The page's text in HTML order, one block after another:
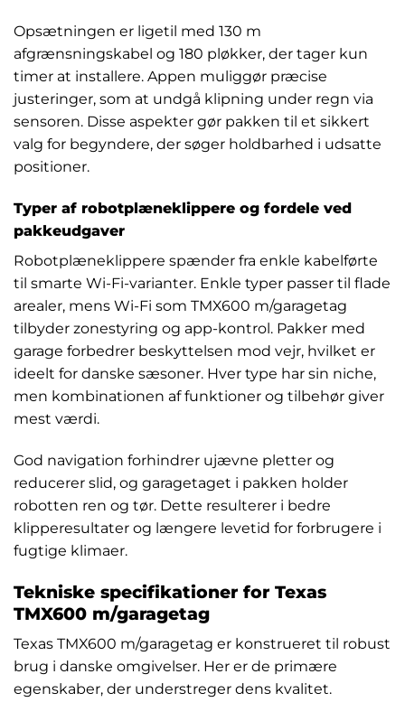
Opsætningen er ligetil med 130 m
afgrænsningskabel og 180 pløkker, der tager kun
timer at installere. Appen muliggør præcise
justeringer, som at undgå klipning under regn via
sensoren. Disse aspekter gør pakken til et sikkert
valg for begyndere, der søger holdbarhed i udsatte
positioner.
Typer af robotplæneklippere og fordele ved
pakkeudgaver
Robotplæneklippere spænder fra enkle kabelførte
til smarte Wi-Fi-varianter. Enkle typer passer til flade
arealer, mens Wi-Fi som TMX600 m/garagetag
tilbyder zonestyring og app-kontrol. Pakker med
garage forbedrer beskyttelsen mod vejr, hvilket er
ideelt for danske sæsoner. Hver type har sin niche,
men kombinationen af funktioner og tilbehør giver
mest værdi.
God navigation forhindrer ujævne pletter og
reducerer slid, og garagetaget i pakken holder
robotten ren og tør. Dette resulterer i bedre
klipperesultater og længere levetid for forbrugere i
fugtige klimaer.
Tekniske specifikationer for Texas
TMX600 m/garagetag
Texas TMX600 m/garagetag er konstrueret til robust
brug i danske omgivelser. Her er de primære
egenskaber, der understreger dens kvalitet.